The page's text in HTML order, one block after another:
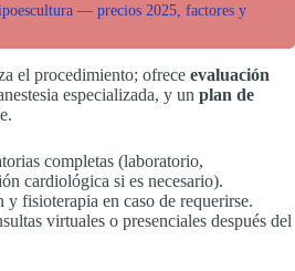
— precios 2025, factores y
el procedimiento; ofrece evaluación
especializada, y un plan de
completas (laboratorio,
cardiológica si es necesario).
y fisioterapia en caso de requerirse.
virtuales o presenciales después del